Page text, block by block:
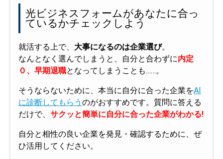
光ビジネスフォームがあなたに合っ
ているかチェックしよう
就活する上で、 大事になるのは企業選び。
なんとなく選んでしまうと、自分と合わずに内定
０、早期退職となってしまうことも……。
そうならないために、本当に自分に合った企業をAI
に診断してもらう のがおすすめです。質問に答える
だけで、 サクッと簡単に自分に合った企業がわかる!
自分と相性の良い企業を発見・確認するために、ぜ
ひ活用してください。